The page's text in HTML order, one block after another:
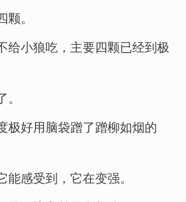
。
给小狼吃，主要四颗已经到极
极好用脑袋蹭了蹭柳如烟的
感受到，它在变强。